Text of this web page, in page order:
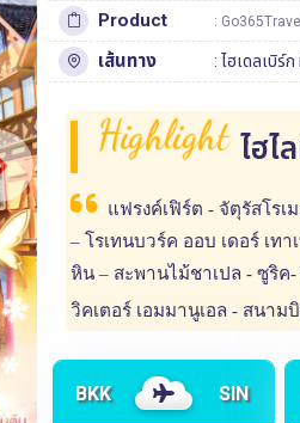
Product : Go365Travel
เส้นทาง : ไฮเดลเบิร์ก
Highlight ไฮไ
แฟรงค์เฟิร์ต - จัตุรัสโรเ
– โรเทนบวร์ค ออบ เดอร์ เทา
หิน – สะพานไม้ชาเปล - ซูริค
วิคเตอร์ เอมมานูเอล - สนาม
BKK SIN